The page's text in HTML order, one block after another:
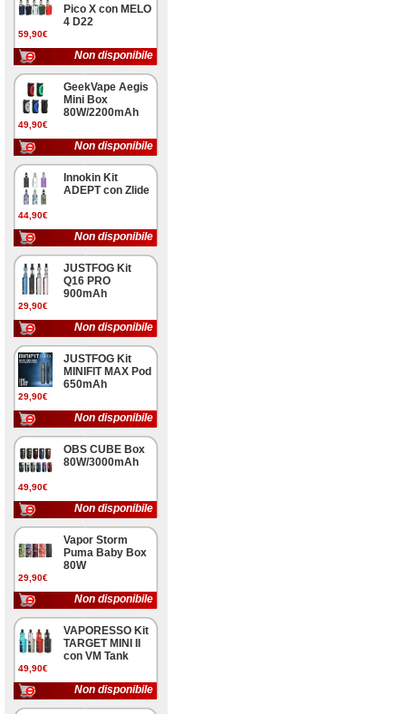
59,90€
Pico X con MELO
4 D22
Non disponibile
49,90€
GeekVape Aegis
Mini Box
80W/2200mAh
Non disponibile
44,90€
Innokin Kit
ADEPT con Zlide
Non disponibile
29,90€
JUSTFOG Kit
Q16 PRO
900mAh
Non disponibile
29,90€
JUSTFOG Kit
MINIFIT MAX Pod
650mAh
Non disponibile
49,90€
OBS CUBE Box
80W/3000mAh
Non disponibile
29,90€
Vapor Storm
Puma Baby Box
80W
Non disponibile
49,90€
VAPORESSO Kit
TARGET MINI II
con VM Tank
Non disponibile